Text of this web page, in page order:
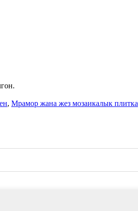
, Мрамор жана жез мозаикалык плитка